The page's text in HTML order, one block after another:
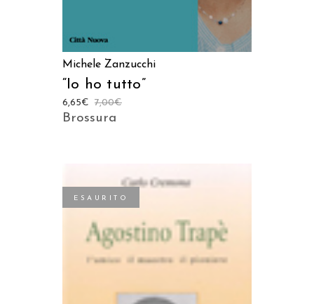
Michele Zanzucchi
“Io ho tutto”
7,00€
6,65€
Brossura
ESAURITO